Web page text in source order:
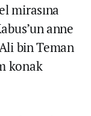
mirasına
anne
bin Teman
konak